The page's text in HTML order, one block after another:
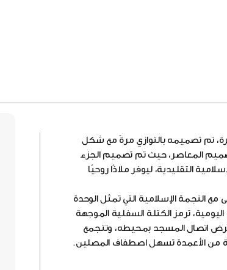
تم تصميمه بالتوازي مرةً مع شكل
المعاصر، حيث تم تصميم الجزء
التقليدية، ليوفر ملاذًا روحيًا
النجمة الإسلامية التي تمثل الوحدة
ترمز الكتلة السفلية الموجهة
الأرض اتصال المسجد بمحيطه، وتتجمع
من الأعمدة تسهل اصطفاف المصلين.